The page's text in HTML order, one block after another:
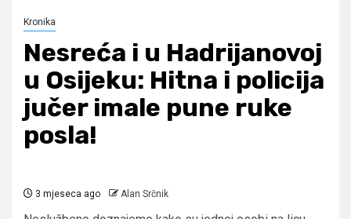
Kronika
Nesreća i u Hadrijanovoj
u Osijeku: Hitna i policija
jučer imale pune ruke
posla!
3 mjeseca ago Alan Srčnik